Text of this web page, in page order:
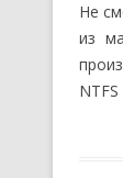
Не
из